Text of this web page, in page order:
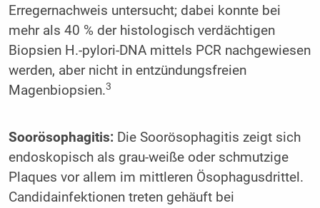
Erregernachweis untersucht; dabei konnte bei
mehr als 40 % der histologisch verdächtigen
Biopsien H.-pylori-DNA mittels PCR nachgewiesen
werden, aber nicht in entzündungsfreien
Magenbiopsien.3
Soorösophagitis:Die Soorösophagitis zeigt sich
endoskopisch als grau-weiße oder schmutzige
Plaques vor allem im mittleren Ösophagusdrittel.
Candidainfektionen treten gehäuft bei